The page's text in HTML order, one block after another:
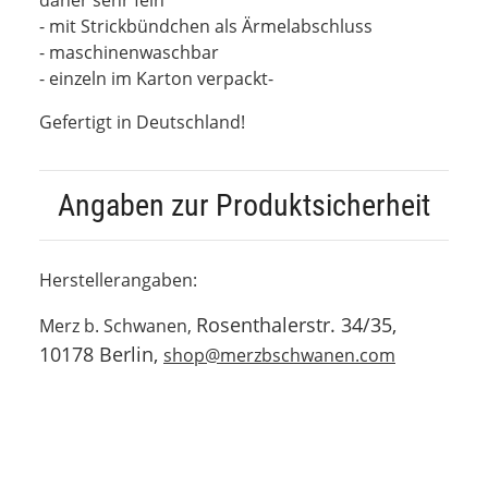
- mit Strickbündchen als Ärmelabschluss
- maschinenwaschbar
- einzeln im Karton verpackt-
Gefertigt in Deutschland!
Angaben zur Produktsicherheit
Herstellerangaben:
Merz b. Schwanen, Rosenthalerstr. 34/35,
10178 Berlin, shop@merzbschwanen.com